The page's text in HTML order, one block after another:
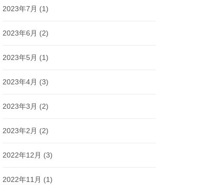
2023年7月 (1)
2023年6月 (2)
2023年5月 (1)
2023年4月 (3)
2023年3月 (2)
2023年2月 (2)
2022年12月 (3)
2022年11月 (1)